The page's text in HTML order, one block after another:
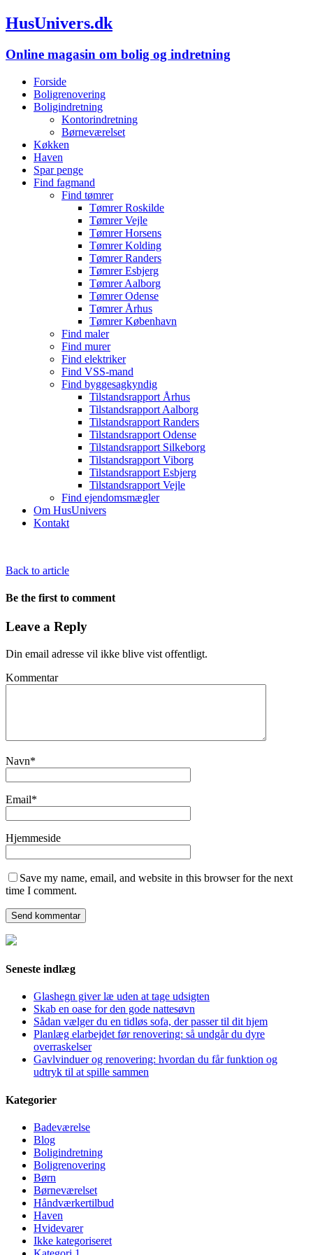
HusUnivers.dk
Online magasin om bolig og indretning
Forside
Boligrenovering
Boligindretning
Kontorindretning
Børneværelset
Køkken
Haven
Spar penge
Find fagmand
Find tømrer
Tømrer Roskilde
Tømrer Vejle
Tømrer Horsens
Tømrer Kolding
Tømrer Randers
Tømrer Esbjerg
Tømrer Aalborg
Tømrer Odense
Tømrer Århus
Tømrer København
Find maler
Find murer
Find elektriker
Find VSS-mand
Find byggesagkyndig
Tilstandsrapport Århus
Tilstandsrapport Aalborg
Tilstandsrapport Randers
Tilstandsrapport Odense
Tilstandsrapport Silkeborg
Tilstandsrapport Viborg
Tilstandsrapport Esbjerg
Tilstandsrapport Vejle
Find ejendomsmægler
Om HusUnivers
Kontakt
Back to article
Be the first to comment
Leave a Reply
Din email adresse vil ikke blive vist offentligt.
Kommentar
Navn*
Email*
Hjemmeside
Save my name, email, and website in this browser for the next
time I comment.
Seneste indlæg
Glashegn giver læ uden at tage udsigten
Skab en oase for den gode nattesøvn
Sådan vælger du en tidløs sofa, der passer til dit hjem
Planlæg elarbejdet før renovering: så undgår du dyre
overraskelser
Gavlvinduer og renovering: hvordan du får funktion og
udtryk til at spille sammen
Kategorier
Badeværelse
Blog
Boligindretning
Boligrenovering
Børn
Børneværelset
Håndværkertilbud
Haven
Hvidevarer
Ikke kategoriseret